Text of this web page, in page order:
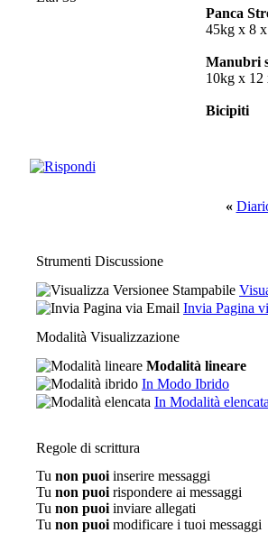
Panca
45kg x 8
Manubri
10kg x 12
Bicipiti
«
Strumenti Discussione
Invia Pagina
Modalità Visualizzazione
Modalità lineare
In Modo Ibrido
In Modalità elencata
Regole di scrittura
Tu non puoi inserire messaggi
Tu non puoi rispondere ai messaggi
Tu non puoi inviare allegati
Tu non puoi modificare i tuoi messaggi